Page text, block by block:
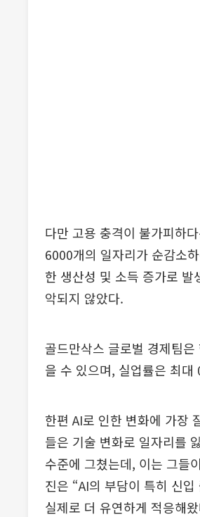
다만 고용 충격이 불가피하
6000개의 일자리가 순감소
한 생산성 및 소득 증가로
악되지 않았다.
골드만삭스 글로벌 경제팀
을 수 있으며, 실업률은 최
한편 AI로 인한 변화에 가장
들은 기술 변화로 일자리를
수준에 그쳤는데, 이는 그들
진은 “AI의 부담이 특히 신
실제로 더 유연하게 적응해